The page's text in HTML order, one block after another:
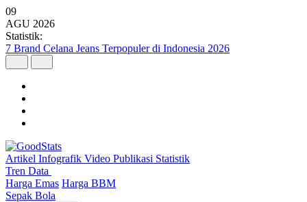
09
AGU 2026
Statistik:
7 Brand Celana Jeans Terpopuler di Indonesia 2026
Artikel Infografik Video Publikasi Statistik
Tren Data
Harga Emas Harga BBM
Sepak Bola